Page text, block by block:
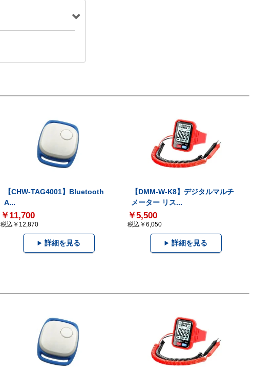
【CHW-TAG4001】Bluetooth
A...
￥11,700
税込￥12,870
詳細を見る
【DMM-W-K8】デジタルマルチ
メーター リス...
￥5,500
税込￥6,050
詳細を見る